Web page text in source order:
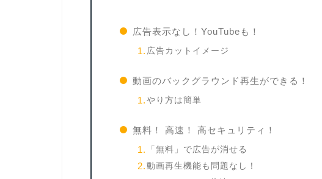
広告表示なし！YouTubeも！
広告カットイメージ
動画のバックグラウンド再生ができる！
やり方は簡単
無料！ 高速！ 高セキュリティ！
「無料」で広告が消せる
動画再生機能も問題なし！